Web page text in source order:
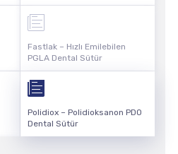
Fastlak – Hızlı Emilebilen
PGLA Dental Sütür
Polidiox – Polidioksanon PDO
Dental Sütür